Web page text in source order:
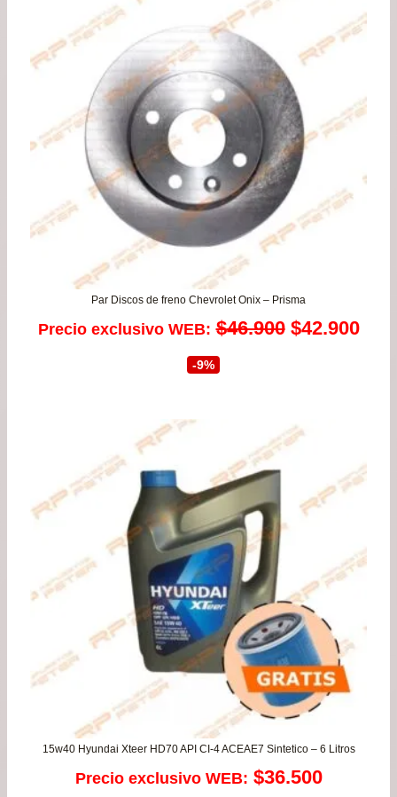
Par Discos de freno Chevrolet Onix – Prisma
Precio exclusivo WEB: $46.900 El
era:
$46.900.
$42.900El
-9%
15w40 Hyundai Xteer HD70 API CI-4 ACEAE7 Sintetico – 6 Litros
Precio exclusivo WEB: $36.500